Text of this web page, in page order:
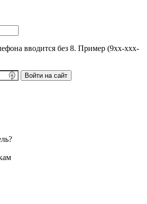
вводится без 8. Пример (9хх-ххх-
Войти на сайт